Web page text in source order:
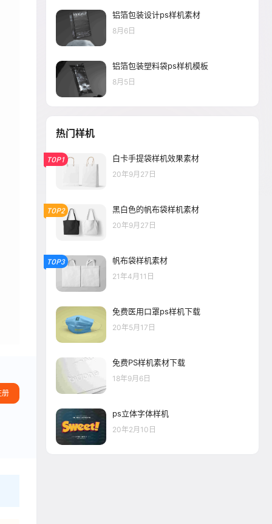
册
铝箔包装设计ps样机素材
8月6日
铝箔包装塑料袋ps样机模板
8月5日
热门样机
TOP1 白卡手提袋样机效果素材
20年9月27日
TOP2 黑白色的帆布袋样机素材
20年9月27日
TOP3 帆布袋样机素材
21年4月11日
免费医用口罩ps样机下载
20年5月17日
免费PS样机素材下载
18年9月6日
ps立体字体样机
20年2月10日